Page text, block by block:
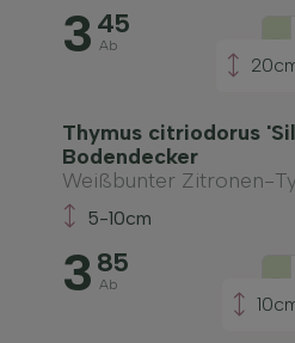
3 45
Ab -
Thymus citriodorus
Bodendecker
Weißbunter Zitronen-
5-10cm
3 85
Ab -